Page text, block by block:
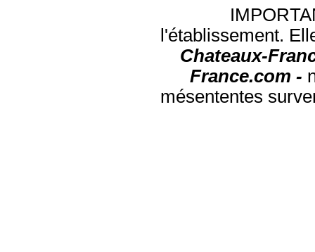
l'établissement.
Chateaux-
France.com -
mésententes